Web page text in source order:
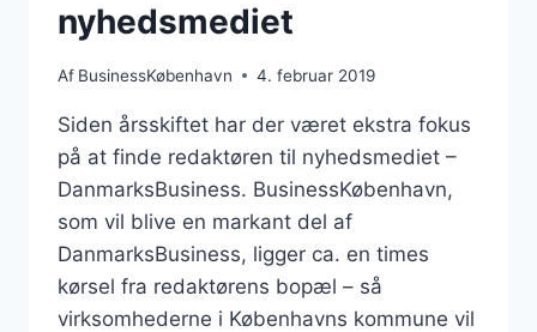
nyhedsmediet
Af BusinessKøbenhavn 4. februar 2019
Siden årsskiftet har der været ekstra fokus
på at finde redaktøren til nyhedsmediet –
DanmarksBusiness. BusinessKøbenhavn,
som vil blive en markant del af
DanmarksBusiness, ligger ca. en times
kørsel fra redaktørens bopæl – så
virksomhederne i Københavns kommune vil